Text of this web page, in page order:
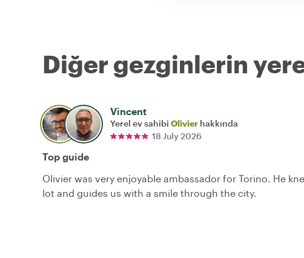
Diğer gezginlerin
Vincent
Yerel ev sahibi Olivier hakkında
18 July 2026
Top guide
Olivier was very enjoyable ambassador for Torino. He
lot and guides us with a smile through the city.